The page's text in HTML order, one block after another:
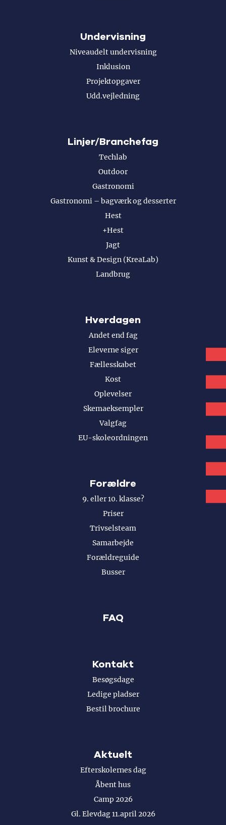
Undervisning
Niveaudelt undervisning
Inklusion
Projektopgaver
Udd.vejledning
Linjer/Branchefag
Techlab
Outdoor
Gastronomi
Gastronomi – bagværk og desserter
Hest
+Hest
Jagt
Kunst & Design (KreaLab)
Landbrug
Hverdagen
Andet end fag
Eleverne siger
Fællesskabet
Kost
Oplevelser
Skemaeksempler
Valgfag
EU-skoleordningen
Forældre
9. eller 10. klasse?
Priser
Trivselsteam
Samarbejde
Forældreguide
Busser
FAQ
Kontakt
Besøgsdage
Ledige pladser
Bestil brochure
Aktuelt
Efterskolernes dag
Åbent hus
Camp 2026
Gl. Elevdag 11.april 2026